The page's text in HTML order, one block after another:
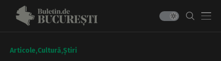
Articole Cultură Știri